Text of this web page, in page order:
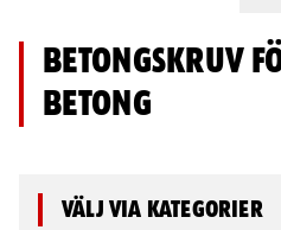
Betongskruv
betong
Välj via kategorier